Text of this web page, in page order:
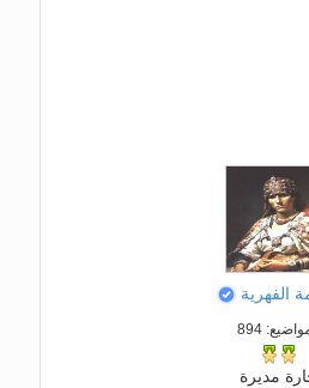
الفهرية
894
مديرة